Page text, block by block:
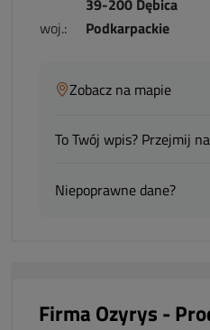
39-200 Dębica
woj.:
Podkarpackie
Zobacz na mapie
To Twój wpis? Przejmij
Niepoprawne dane?
Firma Ozyrys -